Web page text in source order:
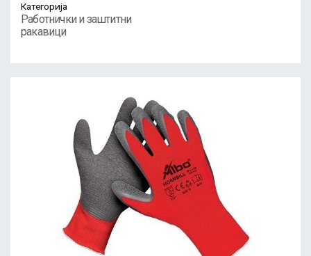
Категорија
Работнички и заштитни
ракавици